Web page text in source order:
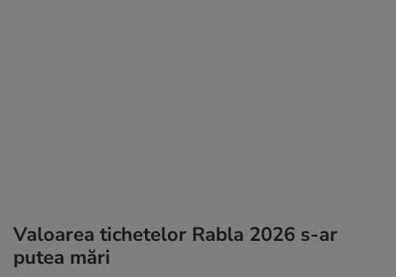
Valoarea tichetelor Rabla 2026 s-ar
putea mări